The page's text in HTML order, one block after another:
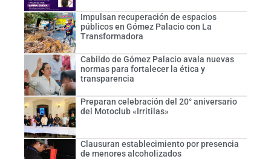
Impulsan recuperación de espacios
públicos en Gómez Palacio con La
Transformadora
Cabildo de Gómez Palacio avala nuevas
normas para fortalecer la ética y
transparencia
Preparan celebración del 20° aniversario
del Motoclub «Irritilas»
Clausuran establecimiento por presencia
de menores alcoholizados